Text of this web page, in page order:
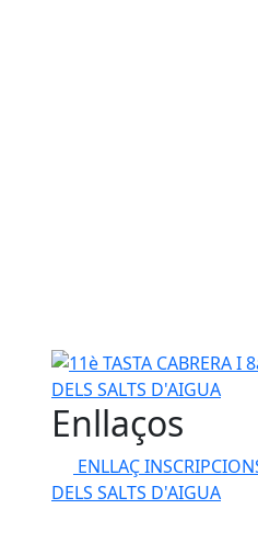
11è TASTA CABRERA I 8a
Enllaços
ENLLAÇ
DELS SALTS D'AIGUA